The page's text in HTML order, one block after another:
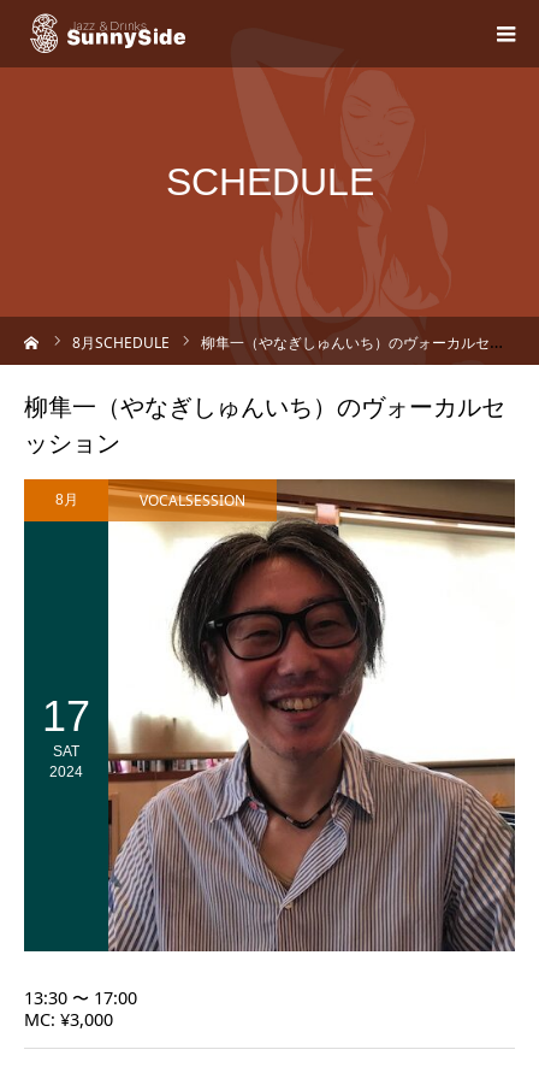
SCHEDULE
8月SCHEDULE 柳隼一（やなぎしゅんいち）のヴォーカルセッション
柳隼一（やなぎしゅんいち）のヴォーカルセ
ッション
8月
17
SAT
2024
VOCALSESSION
13:30 〜 17:00
MC: ¥3,000